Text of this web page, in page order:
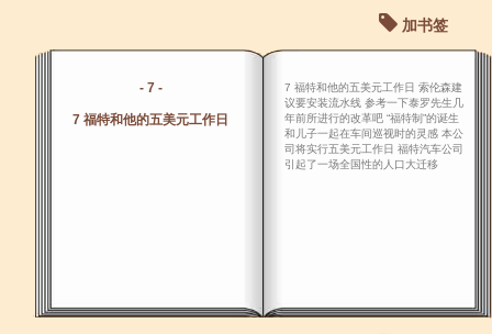
加书签
- 7 -
7 福特和他的五美元工作日
7 福特和他的五美元工作日 索伦森建
议要安装流水线 参考一下泰罗先生几
年前所进行的改革吧 “福特制”的诞生
和儿子一起在车间巡视时的灵感 本公
司将实行五美元工作日 福特汽车公司
引起了一场全国性的人口大迁移